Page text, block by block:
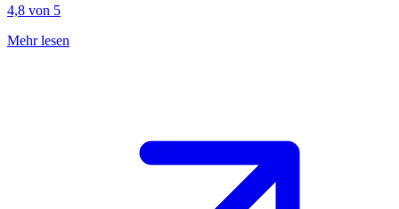
4,8 von 5
Mehr lesen